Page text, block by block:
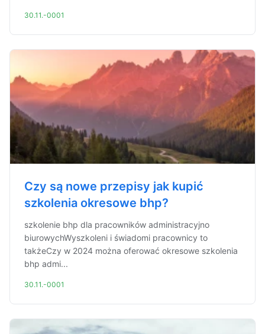
30.11.-0001
Czy są nowe przepisy jak kupić
szkolenia okresowe bhp?
szkolenie bhp dla pracowników administracyjno
biurowychWyszkoleni i świadomi pracownicy to
takżeCzy w 2024 można oferować okresowe szkolenia
bhp admi...
30.11.-0001